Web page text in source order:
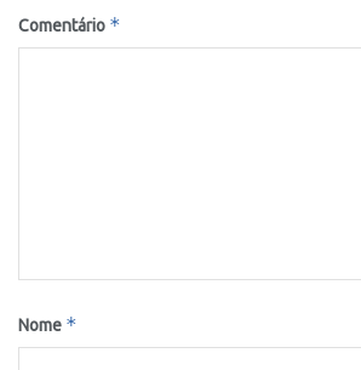
Comentário *
Nome *